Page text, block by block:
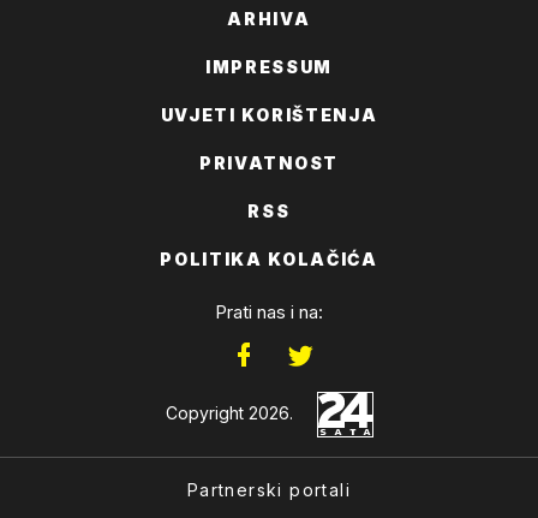
ARHIVA
IMPRESSUM
UVJETI KORIŠTENJA
PRIVATNOST
RSS
POLITIKA KOLAČIĆA
Prati nas i na:
Copyright 2026.
Partnerski portali